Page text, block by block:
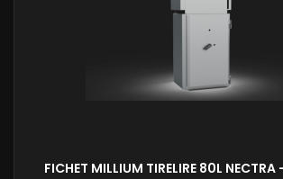
FICHET MILLIUM TIRELIRE 80L NECTRA